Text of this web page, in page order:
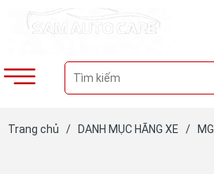
Trang chủ / DANH MỤC HÃNG XE / MG